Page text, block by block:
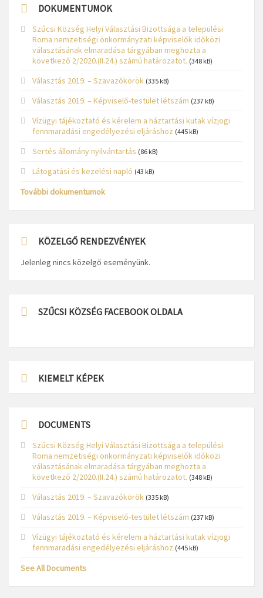
DOKUMENTUMOK
Szűcsi Község Helyi Választási Bizottsága a települési
Roma nemzetiségi önkormányzati képviselők időközi
választásának elmaradása tárgyában meghozta a
következő 2/2020.(II.24.) számú határozatot. (348 kB)
Választás 2019. – Szavazókörök (335 kB)
Választás 2019. – Képviselő-testület létszám (237 kB)
Vízügyi tájékoztató és kérelem a háztartási kutak vízjogi
fennmaradási engedélyezési eljáráshoz (445 kB)
Sertés állomány nyilvántartás (86 kB)
Látogatási és kezelési napló (43 kB)
További dokumentumok
KÖZELGŐ RENDEZVÉNYEK
Jelenleg nincs közelgő eseményünk.
SZŰCSI KÖZSÉG FACEBOOK OLDALA
KIEMELT KÉPEK
DOCUMENTS
Szűcsi Község Helyi Választási Bizottsága a települési
Roma nemzetiségi önkormányzati képviselők időközi
választásának elmaradása tárgyában meghozta a
következő 2/2020.(II.24.) számú határozatot. (348 kB)
Választás 2019. – Szavazókörök (335 kB)
Választás 2019. – Képviselő-testület létszám (237 kB)
Vízügyi tájékoztató és kérelem a háztartási kutak vízjogi
fennmaradási engedélyezési eljáráshoz (445 kB)
See All Documents